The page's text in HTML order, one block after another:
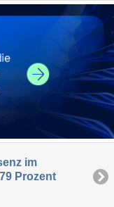
im
Prozent